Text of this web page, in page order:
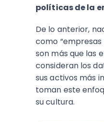
políticas de la
De lo anterior,
como “empresas
son más que las
consideran los
sus activos más
toman este
su cultura.